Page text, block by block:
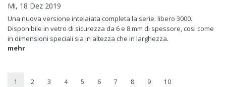
Mi, 18 Dez 2019
Una nuova versione intelaiata completa la serie. libero 3000.
Disponibile in vetro di sicurezza da 6 e 8 mm di spessore, cosi come
in dimensioni speciali sia in altezza che in larghezza.
mehr
1 2 3 4 5 6 7 8 9 10